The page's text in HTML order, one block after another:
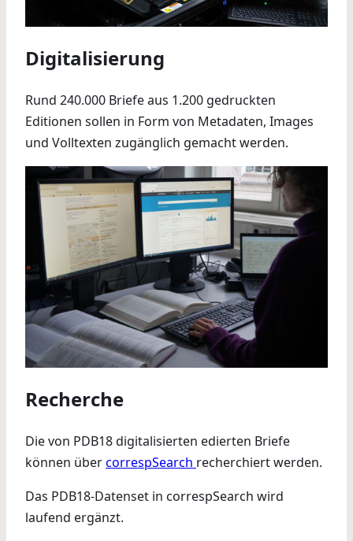
Digitalisierung
Rund 240.000 Briefe aus 1.200 gedruckten
Editionen sollen in Form von Metadaten, Images
und Volltexten zugänglich gemacht werden.
Recherche
Die von PDB18 digitalisierten edierten Briefe
können übercorrespSearch recherchiert werden.
Das PDB18-Datenset in correspSearch wird
laufend ergänzt.